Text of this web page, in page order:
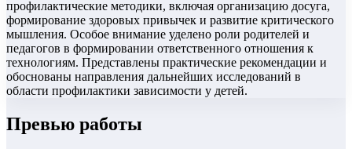
профилактические методики, включая организацию досуга,
формирование здоровых привычек и развитие критического
мышления. Особое внимание уделено роли родителей и
педагогов в формировании ответственного отношения к
технологиям. Представлены практические рекомендации и
обоснованы направления дальнейших исследований в
области профилактики зависимости у детей.
Превью работы